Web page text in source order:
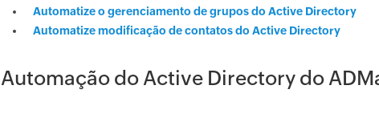
Automatize o gerenciamento de grupos do Active Directory
Automatize modificação de contatos do Active Directory
Automação do Active Directory do